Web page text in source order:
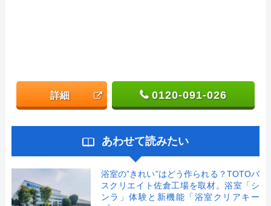
詳細 0120-091-026
あわせて読みたい
浴室の”きれい”はどう作られる？TOTOバ
スクリエイト佐倉工場を取材。浴室「シ
ンラ」体験と新機能「浴室クリアキー